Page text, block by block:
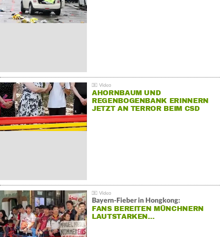
AHORNBAUM UND
REGENBOGENBANK ERINNERN
JETZT AN TERROR BEIM CSD
Bayern-Fieber in Hongkong:
FANS BEREITEN MÜNCHNERN
LAUTSTARKEN…